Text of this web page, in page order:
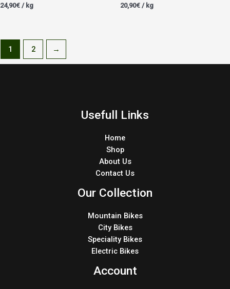
Valorado
con
24,90€ / kg
Valorado
con
20,90€ / kg
1 2 →
Usefull Links
Home
Shop
About Us
Contact Us
Our Collection
Mountain Bikes
City Bikes
Speciality Bikes
Electric Bikes
Account